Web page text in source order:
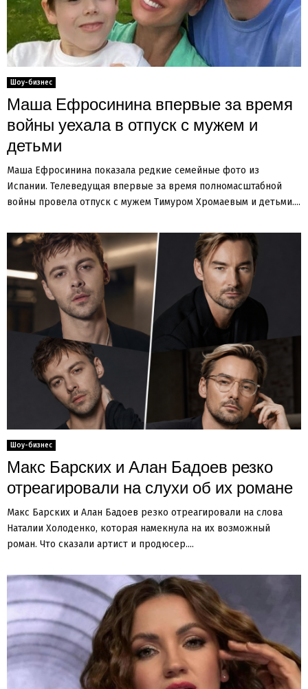
Шоу-бизнес
Маша Ефросинина впервые за время
войны уехала в отпуск с мужем и
детьми
Маша Ефросинина показала редкие семейные фото из
Испании. Телеведущая впервые за время полномасштабной
войны провела отпуск с мужем Тимуром Хромаевым и детьми....
Шоу-бизнес
Макс Барских и Алан Бадоев резко
отреагировали на слухи об их романе
Макс Барских и Алан Бадоев резко отреагировали на слова
Наталии Холоденко, которая намекнула на их возможный
роман. Что сказали артист и продюсер....